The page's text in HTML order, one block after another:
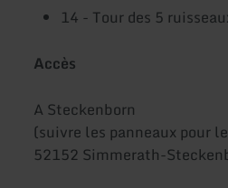
14 - Tour des 5
Accès
A Steckenborn
(suivre les panneaux pour
52152 Simmerath-